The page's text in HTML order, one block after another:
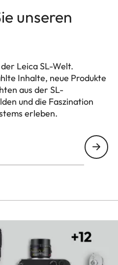
unseren
Leica SL-Welt.
Inhalte, neue Produkte
aus der SL-
und die Faszination
erleben.